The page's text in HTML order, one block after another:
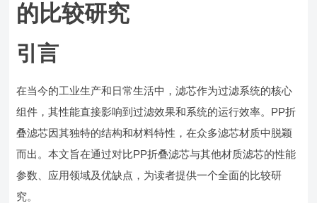
的比较研究
引言
在当今的工业生产和日常生活中，滤芯作为过滤系统的核心
组件，其性能直接影响到过滤效果和系统的运行效率。PP折
叠滤芯因其独特的结构和材料特性，在众多滤芯材质中脱颖
而出。本文旨在通过对比PP折叠滤芯与其他材质滤芯的性能
参数、应用领域及优缺点，为读者提供一个全面的比较研
究。